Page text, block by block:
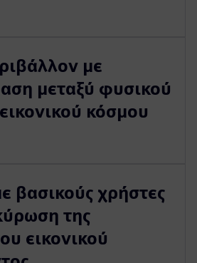
με
μεταξύ φυσικού
κόσμου
βασικούς χρήστες
της
εικονικού